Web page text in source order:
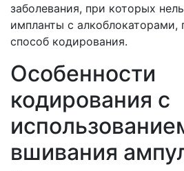
заболевания, при которых
импланты с алкоблокаторами,
способ кодирования.
Особенности
кодирования с
вшивания